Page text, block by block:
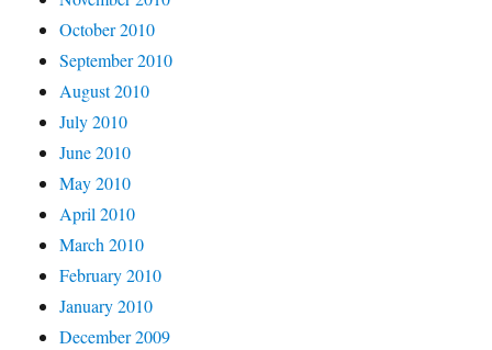
October 2010
September 2010
August 2010
July 2010
June 2010
May 2010
April 2010
March 2010
February 2010
January 2010
December 2009